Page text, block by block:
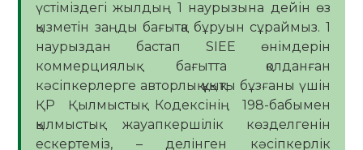
үстіміздегі жылдың 1 наурызына дейін өз
қызметін заңды бағытқа бұруын сұраймыз. 1
наурыздан бастап SIEE өнімдерін
коммерциялық бағытта қолданған
кәсіпкерлерге авторлық құқықты бұзғаны үшін
ҚР Қылмыстық Кодексінің 198-бабымен
қылмыстық жауапкершілік көзделгенін
ескертеміз, – делінген кәсіпкерлік